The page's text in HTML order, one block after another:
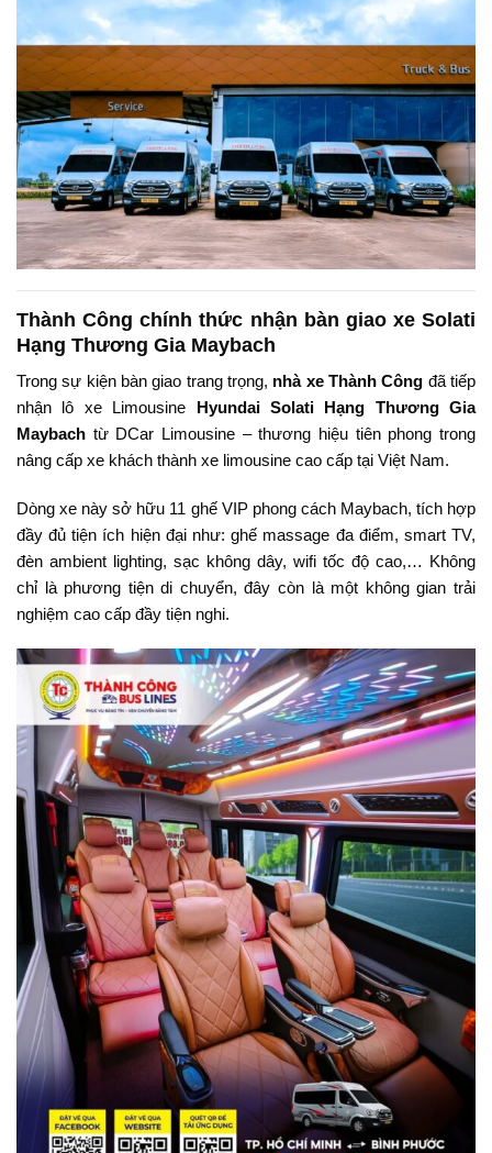
Thành Công chính thức nhận bàn giao xe Solati
Hạng Thương Gia Maybach
Trong sự kiện bàn giao trang trọng, nhà xe Thành Công đã tiếp
nhận lô xe Limousine
Hyundai Solati Hạng Thương Gia
Maybach từ DCar Limousine – thương hiệu tiên phong trong
nâng cấp xe khách thành xe limousine cao cấp tại Việt Nam.
Dòng xe này sở hữu 11 ghế VIP phong cách Maybach, tích hợp
đầy đủ tiện ích hiện đại như: ghế massage đa điểm, smart TV,
đèn ambient lighting, sạc không dây, wifi tốc độ cao,… Không
chỉ là phương tiện di chuyển, đây còn là một không gian trải
nghiệm cao cấp đầy tiện nghi.